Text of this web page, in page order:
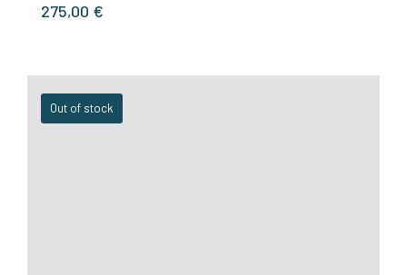
275,00 €
Out of stock